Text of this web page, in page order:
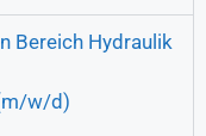
Bereich Hydraulik
w/d)